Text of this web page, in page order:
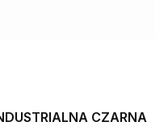
CZARNA